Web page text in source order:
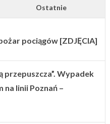
Ostatnie
pociągów [ZDJĘCIA]
przepuszcza”. Wypadek
linii Poznań –